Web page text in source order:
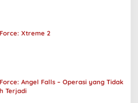
Xtreme 2
Angel Falls – Operasi yang Tidak
Terjadi